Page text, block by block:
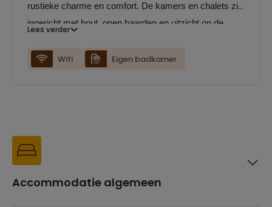
rustieke charme en comfort. De kamers en chalets zijn
ingericht met hout, open haarden en uitzicht op de
in een knusse setting. Het is een ideale uitvalsbasis
Lees verder
Wifi Eigen badkamer
Accommodatie algemeen